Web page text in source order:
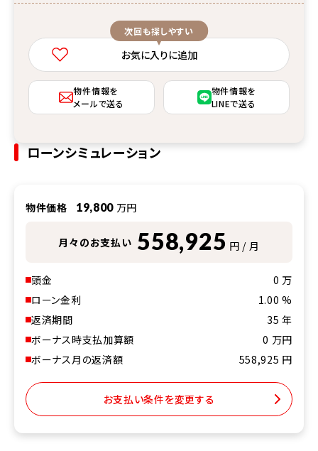
次回も探しやすい
お気に入りに追加
物件情報を
メールで送る
物件情報を
LINEで送る
ローンシミュレーション
物件価格 19,800 万円
月々のお支払い 558,925 円 / 月
頭金 0 万
ローン金利
1.00 %
返済期間
35 年
ボーナス時支払加算額
0 万円
ボーナス月の返済額
558,925 円
お支払い条件を変更する